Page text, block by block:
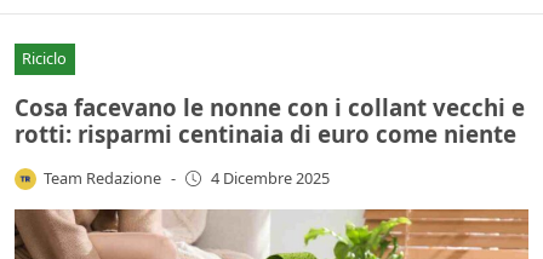
Riciclo
Cosa facevano le nonne con i collant vecchi e
rotti: risparmi centinaia di euro come niente
Team Redazione - 4 Dicembre 2025